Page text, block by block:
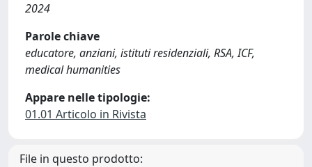
2024
Parole chiave
educatore, anziani, istituti residenziali, RSA, ICF,
medical humanities
Appare nelle tipologie:
01.01 Articolo in Rivista
File in questo prodotto: